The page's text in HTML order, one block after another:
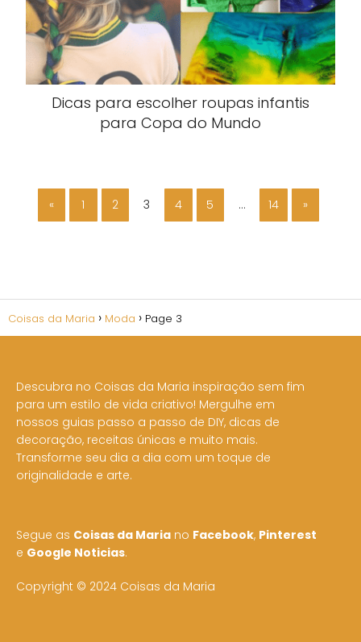
Dicas para escolher roupas infantis
para Copa do Mundo
« 1 2 3 4 5 … 14 »
Coisas da Maria Moda Page 3
Descubra no Coisas da Maria inspiração sem fim
para um estilo de vida criativo! Mergulhe em
nossos guias passo a passo de DIY, dicas de
decoração, receitas únicas e muito mais.
Transforme seu dia a dia com um toque de
originalidade e arte.
Segue as Coisas da Maria no Facebook, Pinterest
e Google Noticias.
Copyright © 2024 Coisas da Maria